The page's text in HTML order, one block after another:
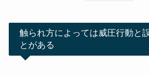
触られ方によっては威圧行動と
とがある